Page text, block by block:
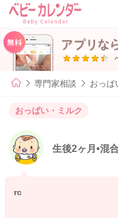
専門家相談 おっぱ
おっぱい・ミルク
生後2ヶ月•混
rc